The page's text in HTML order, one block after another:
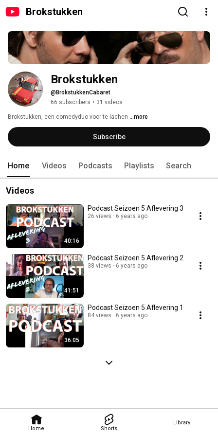
Brokstukken
Home Shorts
Library
Brokstukken
@BrokstukkenCabaret
66 subscribers • 31 videos
Brokstukken, een comedyduo voor te lachen ...more
Subscribe
Home Videos Podcasts Playlists Search
Videos
40:16
Podcast Seizoen 5 Aflevering 3
26 views 6 years ago
41:51
Podcast Seizoen 5 Aflevering 2
38 views 6 years ago
36:05
Podcast Seizoen 5 Aflevering 1
84 views 6 years ago